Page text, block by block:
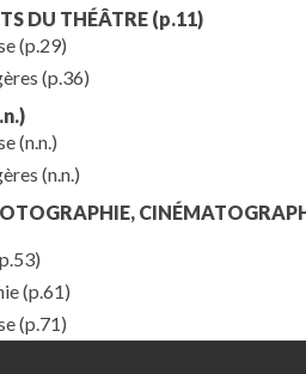
DU THÉÂTRE (p.11)
(p.29)
(p.36)
(n.n.)
(n.n.)
(p.61)
(p.71)